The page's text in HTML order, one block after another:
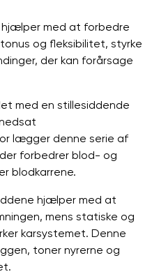
med at forbedre
og fleksibilitet, styrke
der kan forårsage
med en stillesiddende
lægger denne serie af
forbedrer blod- og
blodkarrene.
hjælper med at
mens statiske og
karsystemet. Denne
toner nyrerne og